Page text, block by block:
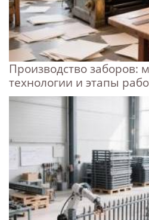
Производство заборов:
технологии и этапы